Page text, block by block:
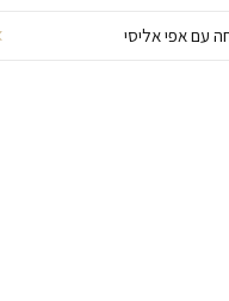
עם אפי אליסי